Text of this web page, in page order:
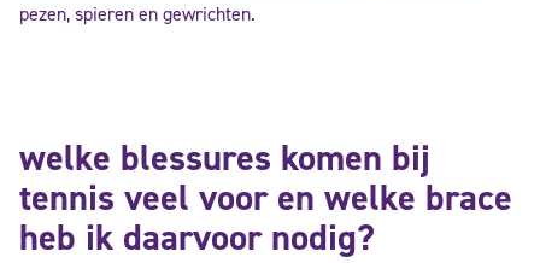
pezen, spieren en gewrichten.
welke blessures komen bij
tennis veel voor en welke brace
heb ik daarvoor nodig?